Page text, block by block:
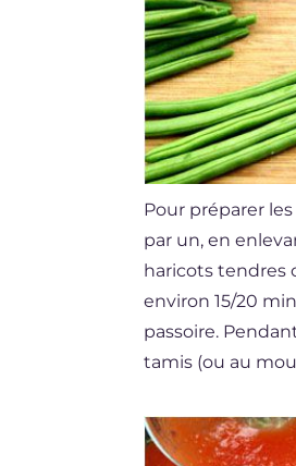
Pour préparer
par un, en
haricots tendres
environ 15/20
passoire.
tamis (ou au